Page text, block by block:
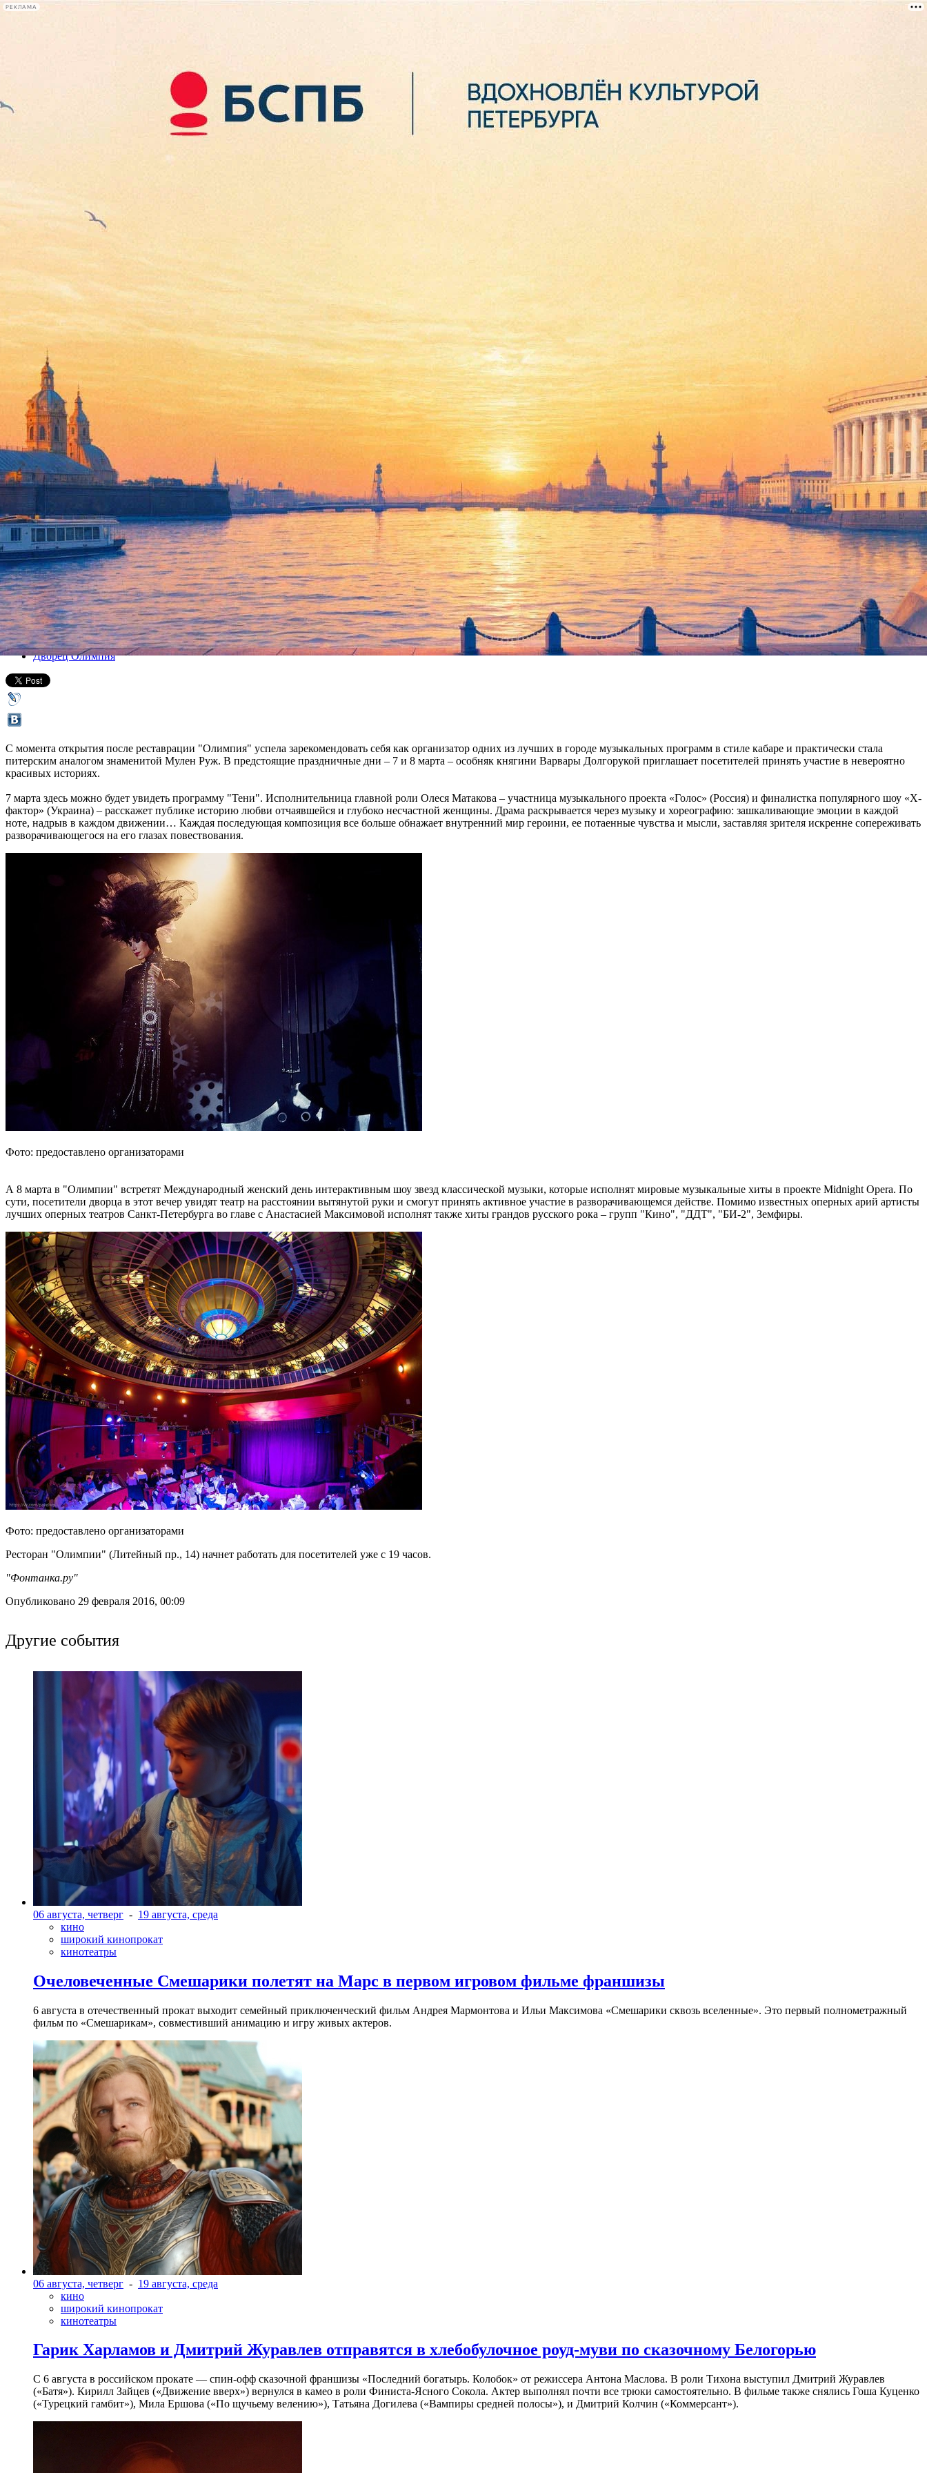
РЕКЛАМА
лекции
книги
Дворец "Олимпия" приглашает на женский праздник
07 марта 2016, понедельник,20.00-08 марта 2016, вторник
Версия для печати
Все спектакли
Дворец Олимпия
С момента открытия после реставрации "Олимпия" успела зарекомендовать себя как организатор одних из лучших в городе музыкальных программ в стиле кабаре и практически стала
питерским аналогом знаменитой Мулен Руж. В предстоящие праздничные дни – 7 и 8 марта – особняк княгини Варвары Долгорукой приглашает посетителей принять участие в невероятно
красивых историях.
7 марта здесь можно будет увидеть программу "Тени". Исполнительница главной роли Олеся Матакова – участница музыкального проекта «Голос» (Россия) и финалистка популярного шоу «Х-
фактор» (Украина) – расскажет публике историю любви отчаявшейся и глубоко несчастной женщины. Драма раскрывается через музыку и хореографию: зашкаливающие эмоции в каждой
ноте, надрыв в каждом движении… Каждая последующая композиция все больше обнажает внутренний мир героини, ее потаенные чувства и мысли, заставляя зрителя искренне сопереживать
разворачивающегося на его глазах повествования.
Фото: предоставлено организаторами
А 8 марта в "Олимпии" встретят Международный женский день интерактивным шоу звезд классической музыки, которые исполнят мировые музыкальные хиты в проекте Midnight Opera. По
сути, посетители дворца в этот вечер увидят театр на расстоянии вытянутой руки и смогут принять активное участие в разворачивающемся действе. Помимо известных оперных арий артисты
лучших оперных театров Санкт-Петербурга во главе с Анастасией Максимовой исполнят также хиты грандов русского рока – групп "Кино", "ДДТ", "БИ-2", Земфиры.
Фото: предоставлено организаторами
Ресторан "Олимпии" (Литейный пр., 14) начнет работать для посетителей уже с 19 часов.
"Фонтанка.ру"
Опубликовано 29 февраля 2016, 00:09
Другие события
06 августа, четверг - 19 августа, среда
кино
широкий кинопрокат
кинотеатры
Очеловеченные Смешарики полетят на Марс в первом игровом фильме франшизы
6 августа в отечественный прокат выходит семейный приключенческий фильм Андрея Мармонтова и Ильи Максимова «Смешарики сквозь вселенные». Это первый полнометражный
фильм по «Смешарикам», совместивший анимацию и игру живых актеров.
06 августа, четверг - 19 августа, среда
кино
широкий кинопрокат
кинотеатры
Гарик Харламов и Дмитрий Журавлев отправятся в хлебобулочное роуд-муви по сказочному Белогорью
С 6 августа в российском прокате — спин-офф сказочной франшизы «Последний богатырь. Колобок» от режиссера Антона Маслова. В роли Тихона выступил Дмитрий Журавлев
(«Батя»). Кирилл Зайцев («Движение вверх») вернулся в камео в роли Финиста-Ясного Сокола. Актер выполнял почти все трюки самостоятельно. В фильме также снялись Гоша Куценко
(«Турецкий гамбит»), Мила Ершова («По щучьему велению»), Татьяна Догилева («Вампиры средней полосы»), и Дмитрий Колчин («Коммерсант»).